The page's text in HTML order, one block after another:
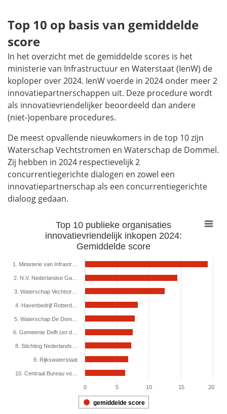
Top 10 op basis van gemiddelde
score
In het overzicht met de gemiddelde scores is het
ministerie van Infrastructuur en Waterstaat (IenW) de
koploper over 2024. IenW voerde in 2024 onder meer 2
innovatiepartnerschappen uit. Deze procedure wordt
als innovatievriendelijker beoordeeld dan andere
(niet-)openbare procedures.
De meest opvallende nieuwkomers in de top 10 zijn
Waterschap Vechtstromen en Waterschap de Dommel.
Zij hebben in 2024 respectievelijk 2
concurrentiegerichte dialogen en zowel een
innovatiepartnerschap als een concurrentiegerichte
dialoog gedaan.
Top 10 publieke organisaties innovatievriendelijk inkopen 2024:
Bar chart with 9 bars.
View as data table, Top 10 publieke organisaties
The chart has 1 X axis displaying categories.
The chart has 1 Y axis displaying values. Range: 0 to 20.16.
Top 10 publieke organisaties
innovatievriendelijk inkopen 2024:
Gemiddelde score
gemiddelde score
1. Ministerie van Infrastr…
2. N.V. Nederlandse Ga…
3. Waterschap Vechtstr…
4. Havenbedrijf Rotterd…
5. Waterschap De Dom…
6. Gemeente Delft (en d…
8. Stichting Nederlands…
9. Rijkswaterstaat
10. Centraal Bureau vo…
0 5 10 15 20